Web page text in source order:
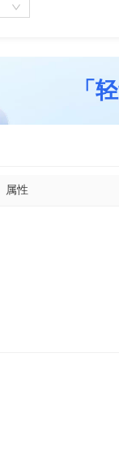
「
属性